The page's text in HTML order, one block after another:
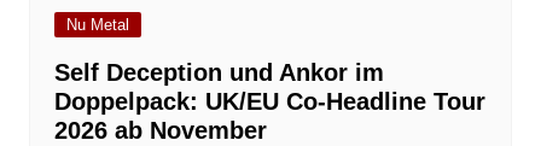
Nu Metal
Self Deception und Ankor im
Doppelpack: UK/EU Co-Headline Tour
2026 ab November